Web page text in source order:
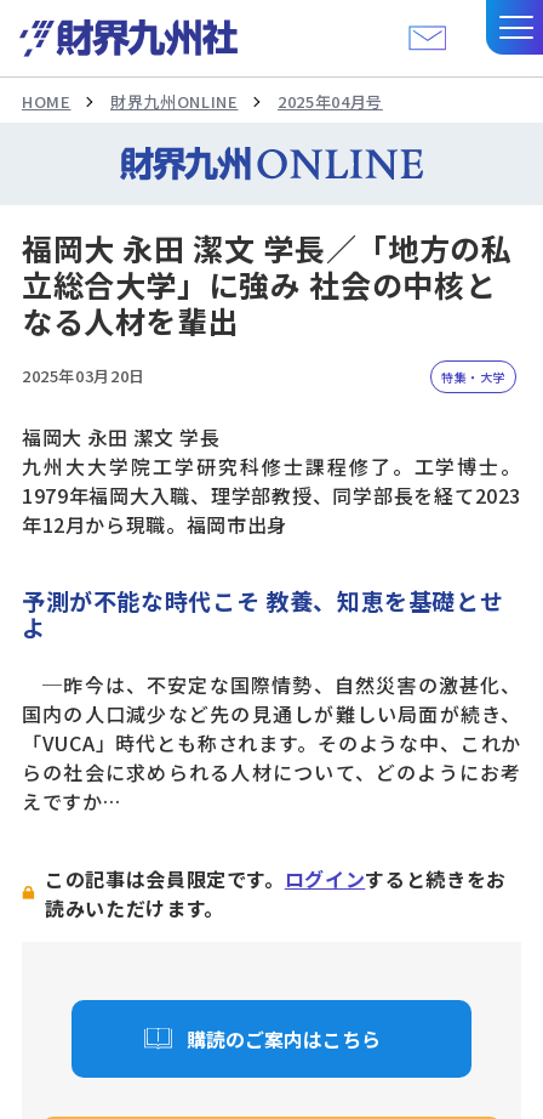
HOME 財界九州ONLINE 2025年04月号
福岡大 永田 潔文 学長／「地方の私
立総合大学」に強み 社会の中核と
なる人材を輩出
2025年03月20日 特集・大学
福岡大 永田 潔文 学長
九州大大学院工学研究科修士課程修了。工学博士。
1979年福岡大入職、理学部教授、同学部長を経て2023
年12月から現職。福岡市出身
予測が不能な時代こそ 教養、知恵を基礎とせ
よ
─昨今は、不安定な国際情勢、自然災害の激甚化、
国内の人口減少など先の見通しが難しい局面が続き、
「VUCA」時代とも称されます。そのような中、これか
らの社会に求められる人材について、どのようにお考
えですか…
この記事は会員限定です。 ログインすると続きをお
読みいただけます。
購読のご案内はこちら